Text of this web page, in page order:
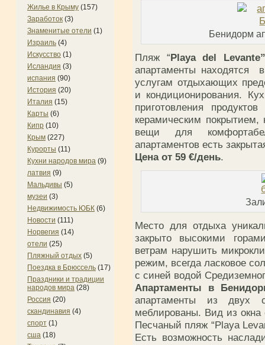
Жилье в Крыму (157)
Заработок (3)
Знаменитые отели (1)
Израиль (4)
Искусство (1)
Исландия (3)
испания (90)
История (20)
Италия (15)
Карты (6)
Кипр (10)
Крым (227)
Курорты (11)
Кухни народов мира (9)
латвия (9)
Мальдивы (5)
музеи (3)
Недвижимость ЮБК (6)
Новости (111)
Норвегия (14)
отели (25)
Пляжный отдых (5)
Поездка в Брюссель (17)
Праздники и традиции
народов мира (28)
Россия (20)
скандинавия (4)
спорт (1)
сша (18)
Бенидорм
Пляж “Playa del Levante”
апартаменты находятся
услугам отдыхающих
и кондиционирования.
приготовления
керамическим
вещи для
апартаментов есть
Цена от 59 €/день.
Место для отдыха
закрыто высокими
ветрам нарушить
режим, всегда ласковое
с синей водой
Апартаменты в
апартаменты из двух
меблированы. Вид из
Песчаный пляж “Playa
Есть возможность